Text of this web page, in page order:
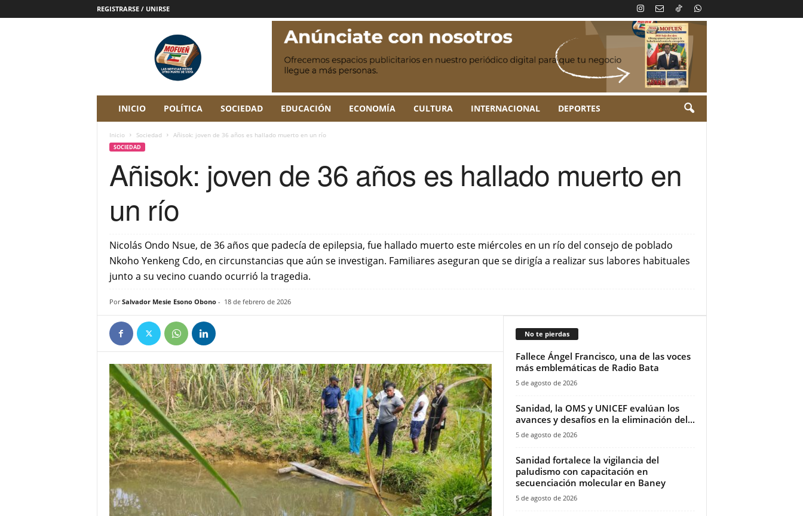
REGISTRARSE / UNIRSE
INICIO POLÍTICA SOCIEDAD EDUCACIÓN ECONOMÍA CULTURA INTERNACIONAL DEPORTES
Inicio Sociedad Añisok: joven de 36 años es hallado muerto en un río
SOCIEDAD
Añisok: joven de 36 años es hallado muerto en
un río
Nicolás Ondo Nsue, de 36 años que padecía de epilepsia, fue hallado muerto este miércoles en un río del consejo de poblado
Nkoho Yenkeng Cdo, en circunstancias que aún se investigan. Familiares aseguran que se dirigía a realizar sus labores habituales
junto a su vecino cuando ocurrió la tragedia.
Por Salvador Mesie Esono Obono- 18 de febrero de 2026
No te pierdas
Fallece Ángel Francisco, una de las voces
más emblemáticas de Radio Bata
5 de agosto de 2026
Sanidad, la OMS y UNICEF evalúan los
avances y desafíos en la eliminación del...
5 de agosto de 2026
Sanidad fortalece la vigilancia del
paludismo con capacitación en
secuenciación molecular en Baney
5 de agosto de 2026